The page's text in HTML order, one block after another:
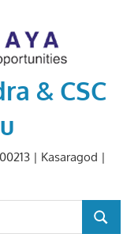
& CSC
| Kasaragod |
SEARCH